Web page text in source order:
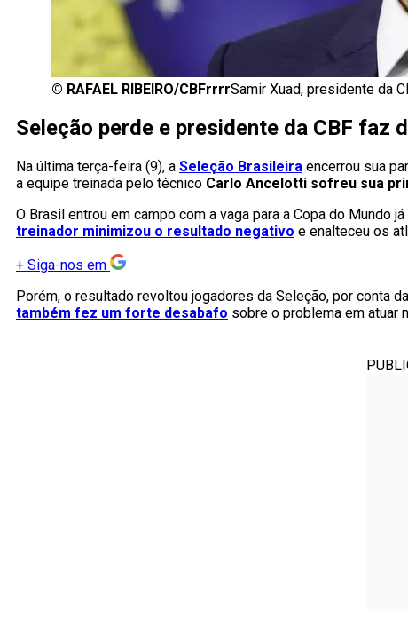
© RAFAEL RIBEIRO/CBFrrrrSamir Xuad, presidente da
Seleção perde e presidente da CBF faz
Na última terça-feira (9), a Seleção Brasileira encerrou sua
a equipe treinada pelo técnico Carlo Ancelotti sofreu sua
O Brasil entrou em campo com a vaga para a Copa do Mundo
treinador minimizou o resultado negativo e enalteceu os
+ Siga-nos em
Porém, o resultado revoltou jogadores da Seleção, por conta
também fez um forte desabafo sobre o problema em atuar